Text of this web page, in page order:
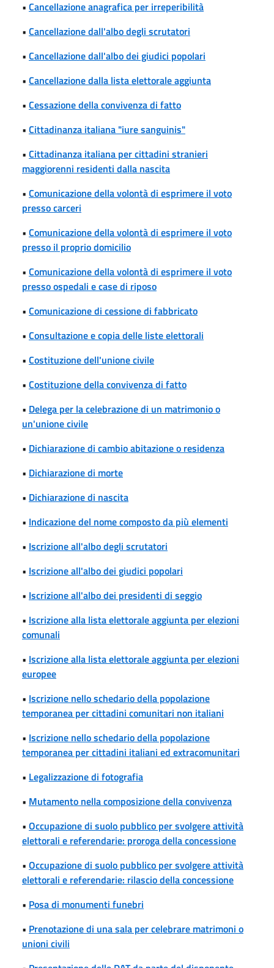
• Cancellazione anagrafica per irreperibilità
• Cancellazione dall'albo degli scrutatori
• Cancellazione dall'albo dei giudici popolari
• Cancellazione dalla lista elettorale aggiunta
• Cessazione della convivenza di fatto
• Cittadinanza italiana "iure sanguinis"
• Cittadinanza italiana per cittadini stranieri
maggiorenni residenti dalla nascita
• Comunicazione della volontà di esprimere il voto
presso carceri
• Comunicazione della volontà di esprimere il voto
presso il proprio domicilio
• Comunicazione della volontà di esprimere il voto
presso ospedali e case di riposo
• Comunicazione di cessione di fabbricato
• Consultazione e copia delle liste elettorali
• Costituzione dell'unione civile
• Costituzione della convivenza di fatto
• Delega per la celebrazione di un matrimonio o
un'unione civile
• Dichiarazione di cambio abitazione o residenza
• Dichiarazione di morte
• Dichiarazione di nascita
• Indicazione del nome composto da più elementi
• Iscrizione all'albo degli scrutatori
• Iscrizione all'albo dei giudici popolari
• Iscrizione all'albo dei presidenti di seggio
• Iscrizione alla lista elettorale aggiunta per elezioni
comunali
• Iscrizione alla lista elettorale aggiunta per elezioni
europee
• Iscrizione nello schedario della popolazione
temporanea per cittadini comunitari non italiani
• Iscrizione nello schedario della popolazione
temporanea per cittadini italiani ed extracomunitari
• Legalizzazione di fotografia
• Mutamento nella composizione della convivenza
• Occupazione di suolo pubblico per svolgere attività
elettorali e referendarie: proroga della concessione
• Occupazione di suolo pubblico per svolgere attività
elettorali e referendarie: rilascio della concessione
• Posa di monumenti funebri
• Prenotazione di una sala per celebrare matrimoni o
unioni civili